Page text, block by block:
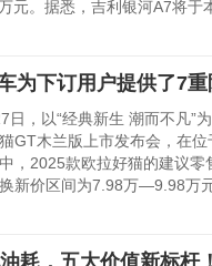
元。据悉，吉利银河A7
为下订用户提供了7
，以“经典新生 潮而不凡”
GT木兰版上市发布会，在
，2025款欧拉好猫的建议
新价区间为7.98万—9.98万
耗，五大价值新标杆